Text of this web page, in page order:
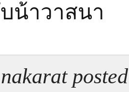
น้าวาสนา